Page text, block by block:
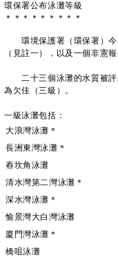
環保署公布泳灘等級
＊ ＊ ＊ ＊ ＊ ＊ ＊ ＊ ＊
環境保護署（環保署）今
（見註一），以及一個非憲
二十三個泳灘的水質被評
為欠佳（三級）。
一級泳灘包括：
大浪灣泳灘＊
長洲東灣泳灘＊
舂坎角泳灘
清水灣第二灣泳灘＊
深水灣泳灘＊
愉景灣大白灣泳灘
廈門灣泳灘＊
橋咀泳灘